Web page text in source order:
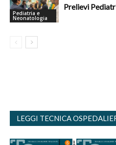
Pediatria e
Neonatologia
Prelievi
LEGGI TECNICA